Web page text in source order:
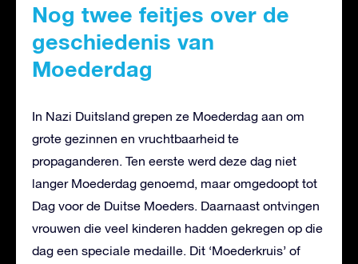
Nog twee feitjes over de
geschiedenis van
Moederdag
In Nazi Duitsland grepen ze Moederdag aan om
grote gezinnen en vruchtbaarheid te
propaganderen. Ten eerste werd deze dag niet
langer Moederdag genoemd, maar omgedoopt tot
Dag voor de Duitse Moeders. Daarnaast ontvingen
vrouwen die veel kinderen hadden gekregen op die
dag een speciale medaille. Dit ‘Moederkruis’ of